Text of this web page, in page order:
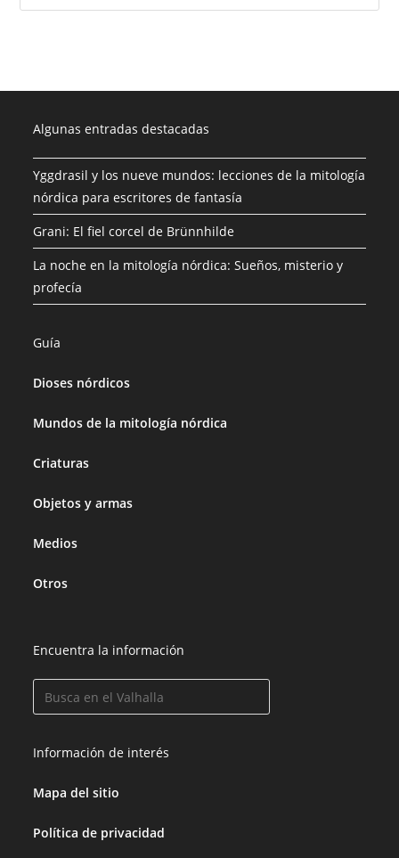
Algunas entradas destacadas
Yggdrasil y los nueve mundos: lecciones de la mitología
nórdica para escritores de fantasía
Grani: El fiel corcel de Brünnhilde
La noche en la mitología nórdica: Sueños, misterio y
profecía
Guía
Dioses nórdicos
Mundos de la mitología nórdica
Criaturas
Objetos y armas
Medios
Otros
Encuentra la información
Información de interés
Mapa del sitio
Política de privacidad